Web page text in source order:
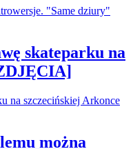
skateparku na
można